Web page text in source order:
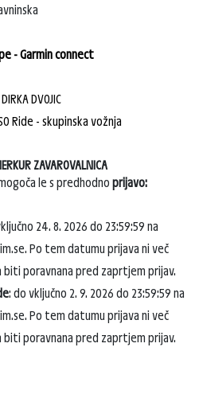
- Garmin connect
DVOJIC
Ride - skupinska vožnja
ZAVAROVALNICA
le s predhodno prijavo:
24. 8. 2026 do 23:59:59 na
Po tem datumu prijava ni več
biti poravnana pred zaprtjem prijav.
: do vključno 2. 9. 2026 do 23:59:59 na
Po tem datumu prijava ni več
biti poravnana pred zaprtjem prijav.